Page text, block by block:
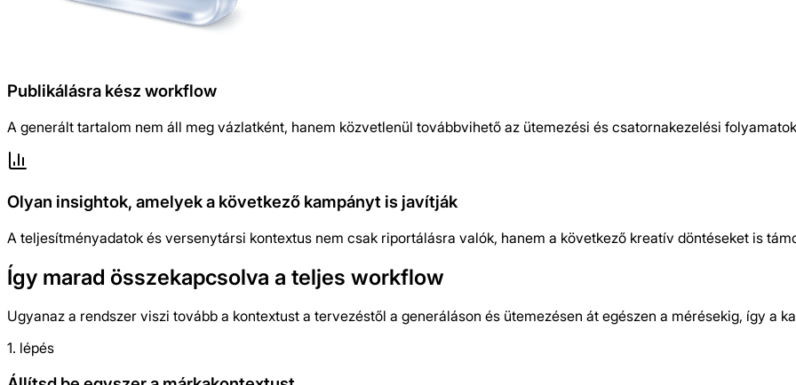
Publikálásra kész workflow
A generált tartalom nem áll meg vázlatként, hanem közvetlenül továbbvihető az ütemezési és csatornakezelési
Olyan insightok, amelyek a következő kampányt is javítják
A teljesítményadatok és versenytársi kontextus nem csak riportálásra valók, hanem a következő kreatív döntéseket is
Így marad összekapcsolva a teljes workflow
Ugyanaz a rendszer viszi tovább a kontextust a tervezéstől a generáláson és ütemezésen át egészen a mérésekig, így a
1. lépés